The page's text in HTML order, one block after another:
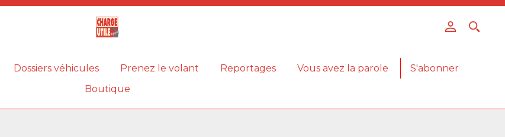
Dossiers véhicules Prenez le volant Reportages Vous avez la parole
S'abonner
Boutique